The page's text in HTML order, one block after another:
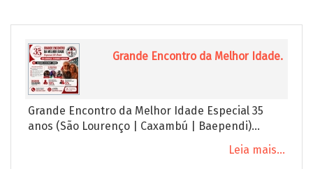
Grande Encontro da Melhor Idade.
Grande Encontro da Melhor Idade Especial 35
anos (São Lourenço | Caxambú | Baependi)...
Leia mais...